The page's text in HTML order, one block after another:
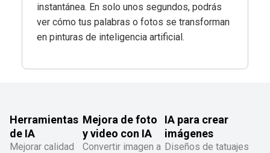
instantánea. En solo unos segundos, podrás
ver cómo tus palabras o fotos se transforman
en pinturas de inteligencia artificial.
Herramientas
de IA
Mejorar calidad
Mejora de foto
y video con IA
Convertir imagen a
IA para crear
imágenes
Diseños de tatuajes